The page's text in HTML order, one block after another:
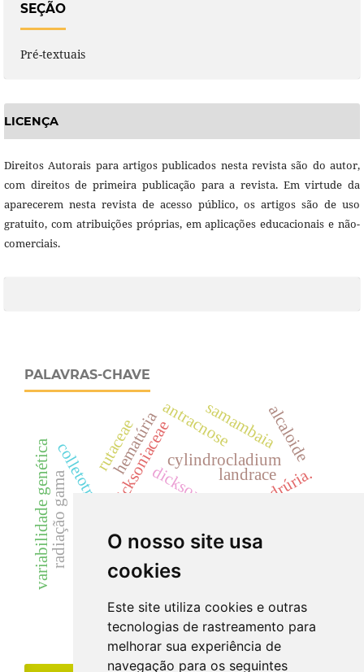
O nosso site usa
cookies
Este site utiliza cookies e outras
tecnologias de rastreamento para
melhorar sua experiência de
navegação para os seguintes
SEÇÃO
Pré-textuais
LICENÇA
Direitos Autorais para artigos publicados nesta revista são do autor,
com direitos de primeira publicação para a revista. Em virtude da
aparecerem nesta revista de acesso público, os artigos são de uso
gratuito, com atribuições próprias, em aplicações educacionais e não-
comerciais.
PALAVRAS-CHAVE
dicksoniaceaedicksonia sellowiana
cylindrocladium
colletotrichum acutatum acácias
cilindrúria.
uréia
hematúria
radiação gama landrace
rutaceae samambaia
anti-hipertensivo
variabilidade genética
antracnose
segurança
eficácia
alcaloide